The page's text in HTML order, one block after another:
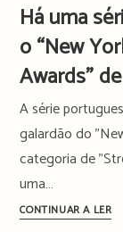
TV
Há uma
o “New
Awards”
A série
galardão do
categoria de
uma…
CONTINUAR A LERHá